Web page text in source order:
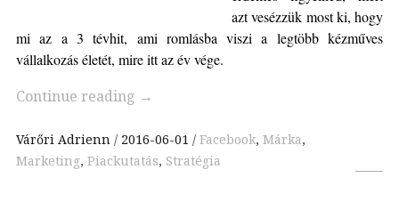
azt vesézzük most ki, hogy
mi az a 3 tévhit, ami romlásba viszi a legtöbb kézműves
vállalkozás életét, mire itt az év vége.
Continue reading →
Várőri Adrienn 2016-06-01 Facebook, Márka,
Marketing, Piackutatás, Stratégia